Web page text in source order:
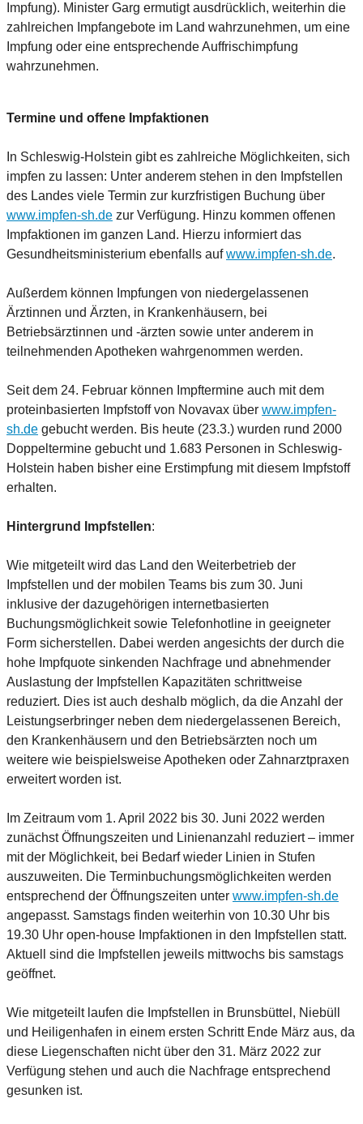
Impfung). Minister Garg ermutigt ausdrücklich, weiterhin die
zahlreichen Impfangebote im Land wahrzunehmen, um eine
Impfung oder eine entsprechende Auffrischimpfung
wahrzunehmen.
Termine und offene Impfaktionen
In Schleswig-Holstein gibt es zahlreiche Möglichkeiten, sich
impfen zu lassen: Unter anderem stehen in den Impfstellen
des Landes viele Termin zur kurzfristigen Buchung über
www.impfen-sh.de zur Verfügung. Hinzu kommen offenen
Impfaktionen im ganzen Land. Hierzu informiert das
Gesundheitsministerium ebenfalls aufwww.impfen-sh.de.
Außerdem können Impfungen von niedergelassenen
Ärztinnen und Ärzten, in Krankenhäusern, bei
Betriebsärztinnen und -ärzten sowie unter anderem in
teilnehmenden Apotheken wahrgenommen werden.
Seit dem 24. Februar können Impftermine auch mit dem
proteinbasierten Impfstoff von Novavax über www.impfen-
sh.de gebucht werden. Bis heute (23.3.) wurden rund 2000
Doppeltermine gebucht und 1.683 Personen in Schleswig-
Holstein haben bisher eine Erstimpfung mit diesem Impfstoff
erhalten.
Hintergrund Impfstellen:
Wie mitgeteilt wird das Land den Weiterbetrieb der
Impfstellen und der mobilen Teams bis zum 30. Juni
inklusive der dazugehörigen internetbasierten
Buchungsmöglichkeit sowie Telefonhotline in geeigneter
Form sicherstellen. Dabei werden angesichts der durch die
hohe Impfquote sinkenden Nachfrage und abnehmender
Auslastung der Impfstellen Kapazitäten schrittweise
reduziert. Dies ist auch deshalb möglich, da die Anzahl der
Leistungserbringer neben dem niedergelassenen Bereich,
den Krankenhäusern und den Betriebsärzten noch um
weitere wie beispielsweise Apotheken oder Zahnarztpraxen
erweitert worden ist.
Im Zeitraum vom 1. April 2022 bis 30. Juni 2022 werden
zunächst Öffnungszeiten und Linienanzahl reduziert – immer
mit der Möglichkeit, bei Bedarf wieder Linien in Stufen
auszuweiten. Die Terminbuchungsmöglichkeiten werden
entsprechend der Öffnungszeiten unter www.impfen-sh.de
angepasst. Samstags finden weiterhin von 10.30 Uhr bis
19.30 Uhr open-house Impfaktionen in den Impfstellen statt.
Aktuell sind die Impfstellen jeweils mittwochs bis samstags
geöffnet.
Wie mitgeteilt laufen die Impfstellen in Brunsbüttel, Niebüll
und Heiligenhafen in einem ersten Schritt Ende März aus, da
diese Liegenschaften nicht über den 31. März 2022 zur
Verfügung stehen und auch die Nachfrage entsprechend
gesunken ist.